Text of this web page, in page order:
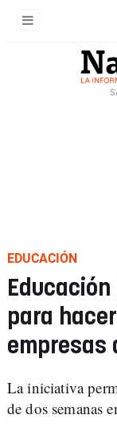
EDUCACIÓN
para
empresas
La iniciativa
de dos semanas